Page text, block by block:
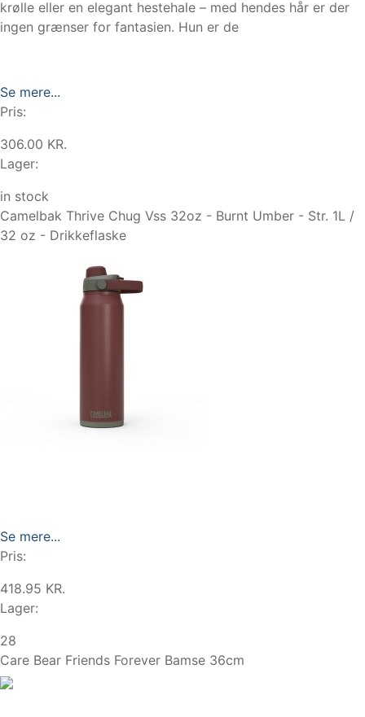
krølle eller en elegant hestehale – med hendes hår er der
ingen grænser for fantasien. Hun er de
Se mere...
Pris:
306.00 KR.
Lager:
in stock
Camelbak Thrive Chug Vss 32oz - Burnt Umber - Str. 1L /
32 oz - Drikkeflaske
Se mere...
Pris:
418.95 KR.
Lager:
28
Care Bear Friends Forever Bamse 36cm